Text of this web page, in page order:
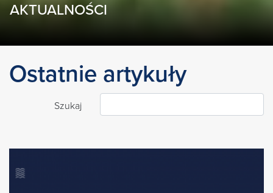
AKTUALNOŚCI
Ostatnie artykuły
Szukaj